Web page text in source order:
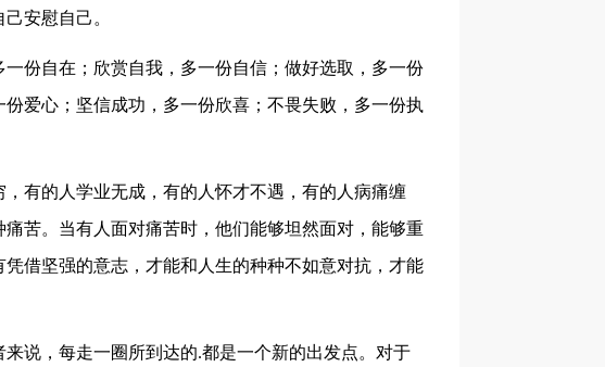
安慰自己。
份自在；欣赏自我，多一份自信；做好选取，多一份
爱心；坚信成功，多一份欣喜；不畏失败，多一份执
有的人学业无成，有的人怀才不遇，有的人病痛缠
苦。当有人面对痛苦时，他们能够坦然面对，能够重
借坚强的意志，才能和人生的种种不如意对抗，才能
说，每走一圈所到达的.都是一个新的出发点。对于